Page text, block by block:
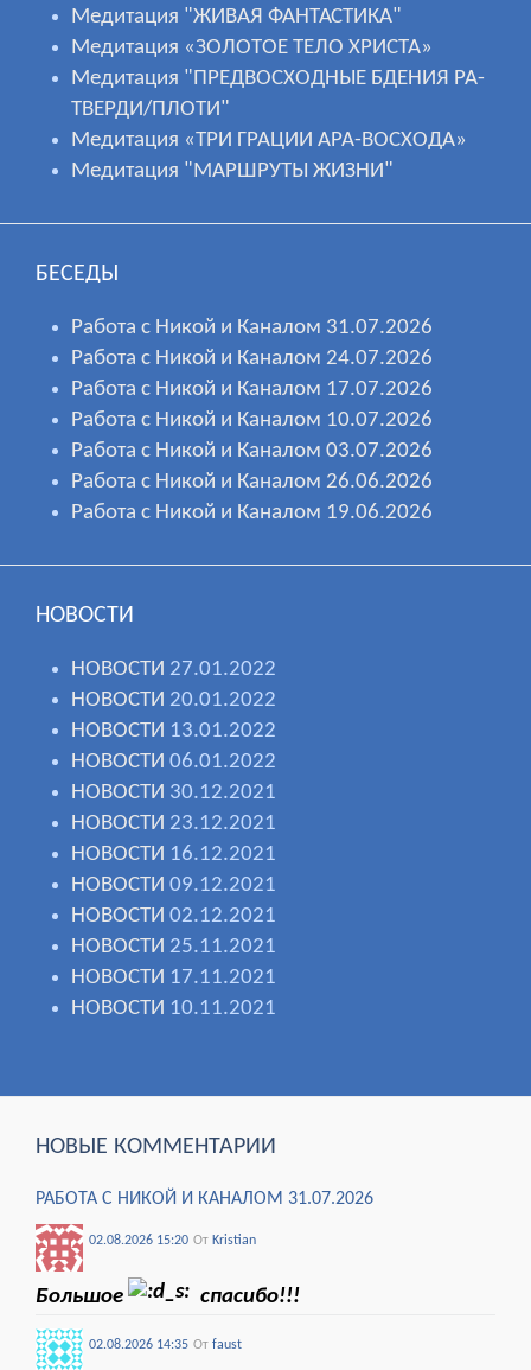
Медитация "ЖИВАЯ ФАНТАСТИКА"
Медитация «ЗОЛОТОЕ ТЕЛО ХРИСТА»
Медитация "ПРЕДВОСХОДНЫЕ БДЕНИЯ РА-
ТВЕРДИ/ПЛОТИ"
Медитация «ТРИ ГРАЦИИ АРА-ВОСХОДА»
Медитация "МАРШРУТЫ ЖИЗНИ"
БЕСЕДЫ
Работа с Никой и Каналом 31.07.2026
Работа с Никой и Каналом 24.07.2026
Работа с Никой и Каналом 17.07.2026
Работа с Никой и Каналом 10.07.2026
Работа с Никой и Каналом 03.07.2026
Работа с Никой и Каналом 26.06.2026
Работа с Никой и Каналом 19.06.2026
НОВОСТИ
НОВОСТИ 27.01.2022
НОВОСТИ 20.01.2022
НОВОСТИ 13.01.2022
НОВОСТИ 06.01.2022
НОВОСТИ 30.12.2021
НОВОСТИ 23.12.2021
НОВОСТИ 16.12.2021
НОВОСТИ 09.12.2021
НОВОСТИ 02.12.2021
НОВОСТИ 25.11.2021
НОВОСТИ 17.11.2021
НОВОСТИ 10.11.2021
НОВЫЕ КОММЕНТАРИИ
РАБОТА С НИКОЙ И КАНАЛОМ 31.07.2026
02.08.2026 15:20 От Kristian
Большое спасибо!!!
02.08.2026 14:35 От faust